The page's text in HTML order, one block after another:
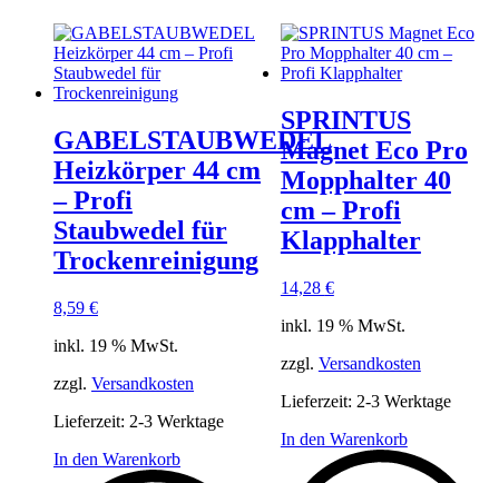
GABELSTAUBWEDEL
Heizkörper 44 cm
– Profi
Staubwedel für
Trockenreinigung
8,59 €
inkl. 19 % MwSt.
zzgl. Versandkosten
Lieferzeit: 2-3 Werktage
In den Warenkorb
SPRINTUS
Magnet Eco Pro
Mopphalter 40
cm – Profi
Klapphalter
14,28 €
inkl. 19 % MwSt.
zzgl. Versandkosten
Lieferzeit: 2-3 Werktage
In den Warenkorb